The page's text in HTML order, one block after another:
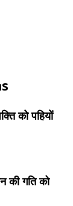
को पहियों
की गति को